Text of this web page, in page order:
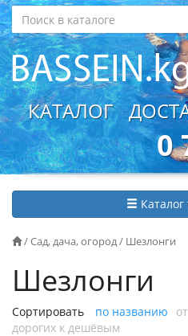
КАТАЛОГ
0
/Сад, дача, огород/ Шезлонги
Шезлонги
Сортировать по названию
дорогих к дешёвым